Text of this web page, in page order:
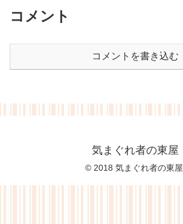
コメント
コメントを書き込む
気まぐれ者の東屋
© 2018 気まぐれ者の東屋.